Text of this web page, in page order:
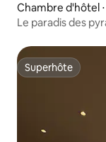
Chambre d'hôtel
Le paradis des
Superhôte
Superhôte